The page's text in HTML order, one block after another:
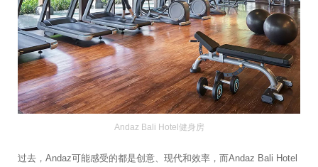
Andaz Bali Hotel健身房
过去，Andaz可能感受的都是创意、现代和效率，而Andaz Bali Hotel